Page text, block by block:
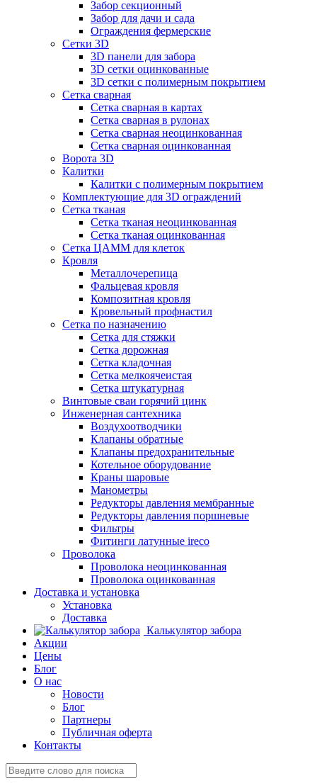
Забор секционный
Забор для дачи и сада
Ограждения фермерские
Сетки 3D
3D панели для забора
3D сетки оцинкованные
3D сетки с полимерным покрытием
Сетка сварная
Сетка сварная в картах
Сетка сварная в рулонах
Сетка сварная неоцинкованная
Сетка сварная оцинкованная
Ворота 3D
Калитки
Калитки с полимерным покрытием
Комплектующие для 3D ограждений
Сетка тканая
Сетка тканая неоцинкованная
Сетка тканая оцинкованная
Сетка ЦАММ для клеток
Кровля
Металлочерепица
Фальцевая кровля
Композитная кровля
Кровельный профнастил
Сетка по назначению
Сетка для стяжки
Сетка дорожная
Сетка кладочная
Сетка мелкоячеистая
Сетка штукатурная
Винтовые сваи горячий цинк
Инженерная сантехника
Воздухоотводчики
Клапаны обратные
Клапаны предохранительные
Котельное оборудование
Краны шаровые
Манометры
Редукторы давления мембранные
Редукторы давления поршневые
Фильтры
Фитинги латунные ireco
Проволока
Проволока неоцинкованная
Проволока оцинкованная
Доставка и установка
Установка
Доставка
Калькулятор забора
Акции
Цены
Блог
О нас
Новости
Блог
Партнеры
Публичная оферта
Контакты